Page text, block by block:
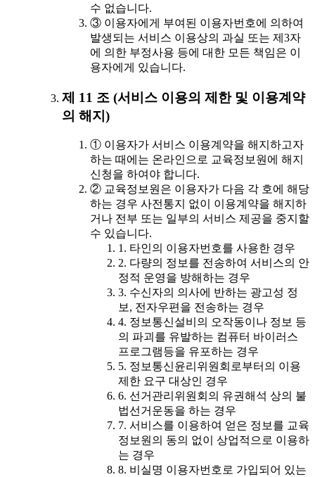
수 없습니다.
③ 이용자에게 부여된 이용자번호에 의하여
발생되는 서비스 이용상의 과실 또는 제3자
에 의한 부정사용 등에 대한 모든 책임은 이
용자에게 있습니다.
제 11 조 (서비스 이용의 제한 및 이용계약
의 해지)
① 이용자가 서비스 이용계약을 해지하고자
하는 때에는 온라인으로 교육정보원에 해지
신청을 하여야 합니다.
② 교육정보원은 이용자가 다음 각 호에 해당
하는 경우 사전통지 없이 이용계약을 해지하
거나 전부 또는 일부의 서비스 제공을 중지할
수 있습니다.
1. 타인의 이용자번호를 사용한 경우
2. 다량의 정보를 전송하여 서비스의 안
정적 운영을 방해하는 경우
3. 수신자의 의사에 반하는 광고성 정
보, 전자우편을 전송하는 경우
4. 정보통신설비의 오작동이나 정보 등
의 파괴를 유발하는 컴퓨터 바이러스
프로그램등을 유포하는 경우
5. 정보통신윤리위원회로부터의 이용
제한 요구 대상인 경우
6. 선거관리위원회의 유권해석 상의 불
법선거운동을 하는 경우
7. 서비스를 이용하여 얻은 정보를 교육
정보원의 동의 없이 상업적으로 이용하
는 경우
8. 비실명 이용자번호로 가입되어 있는